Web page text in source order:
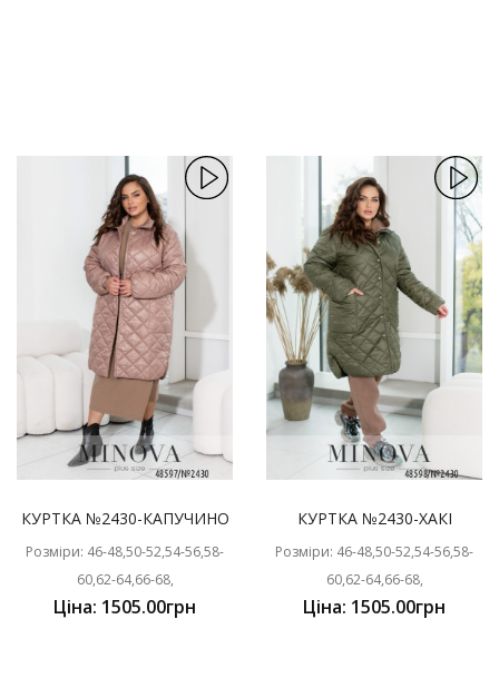
КУРТКА №2430-КАПУЧИНО
Розміри: 46-48,50-52,54-56,58-
60,62-64,66-68,
Ціна: 1505.00грн
КУРТКА №2430-ХАКІ
Розміри: 46-48,50-52,54-56,58-
60,62-64,66-68,
Ціна: 1505.00грн